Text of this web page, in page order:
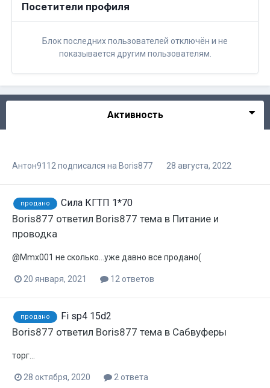
Посетители профиля
Блок последних пользователей отключён и не
показывается другим пользователям.
Активность
Антон9112 подписался на Boris877 28 августа, 2022
продано Сила КГТП 1*70
Boris877 ответил Boris877 тема в Питание и
проводка
@Mmx001 не сколько...уже давно все продано(
20 января, 2021 12 ответов
продано Fi sp4 15d2
Boris877 ответил Boris877 тема в Сабвуферы
торг...
28 октября, 2020 2 ответа